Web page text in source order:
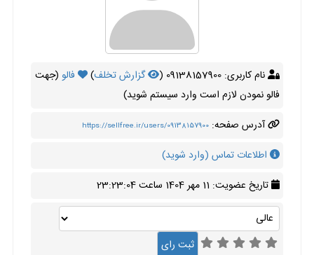
نام کاربری: 09138157900 ( گزارش تخلف) فالو (جهت
فالو نمودن لازم است وارد سیستم شوید)
آدرس صفحه:https://sellfree.ir/users/09138157900
اطلاعات تماس (وارد شوید)
تاریخ عضویت: 11 مهر 1404 ساعت 23:23:04